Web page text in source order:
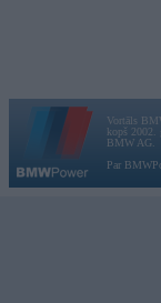
Vortāls
kopš 2002.
BMW AG.
Par